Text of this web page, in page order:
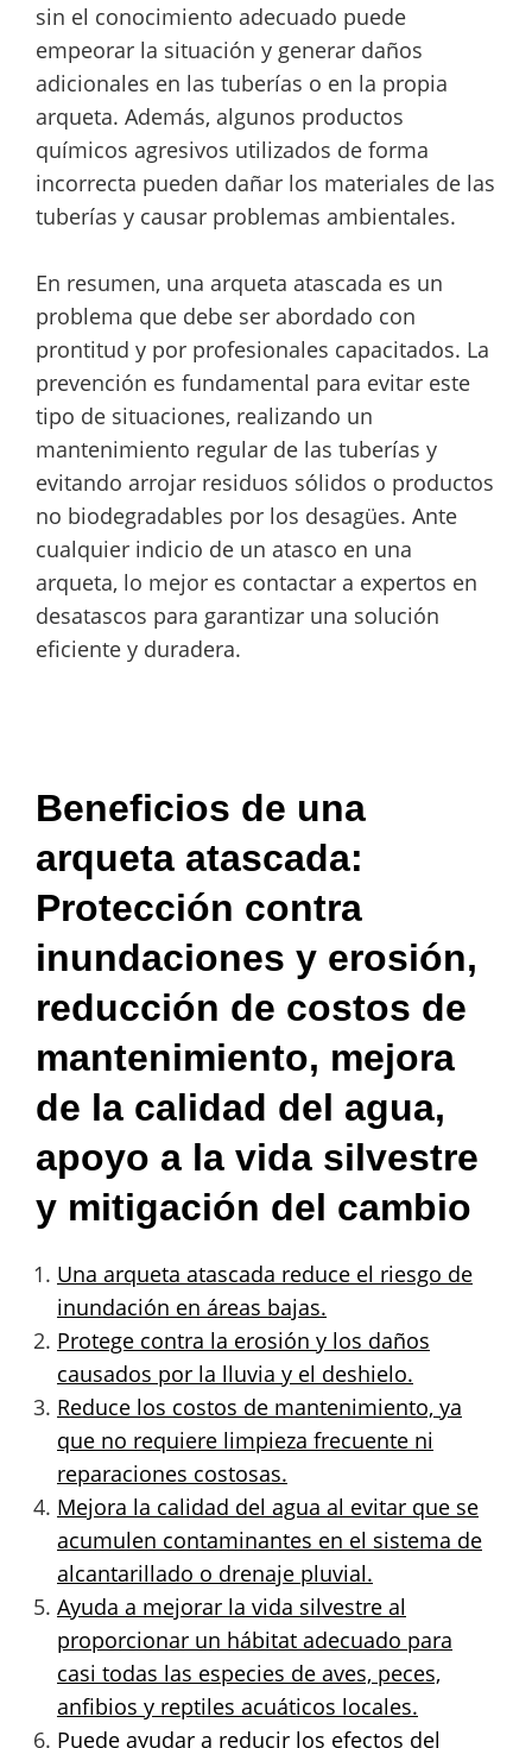
sin el conocimiento adecuado puede
empeorar la situación y generar daños
adicionales en las tuberías o en la propia
arqueta. Además, algunos productos
químicos agresivos utilizados de forma
incorrecta pueden dañar los materiales de las
tuberías y causar problemas ambientales.
En resumen, una arqueta atascada es un
problema que debe ser abordado con
prontitud y por profesionales capacitados. La
prevención es fundamental para evitar este
tipo de situaciones, realizando un
mantenimiento regular de las tuberías y
evitando arrojar residuos sólidos o productos
no biodegradables por los desagües. Ante
cualquier indicio de un atasco en una
arqueta, lo mejor es contactar a expertos en
desatascos para garantizar una solución
eficiente y duradera.
Beneficios de una
arqueta atascada:
Protección contra
inundaciones y erosión,
reducción de costos de
mantenimiento, mejora
de la calidad del agua,
apoyo a la vida silvestre
y mitigación del cambio
Una arqueta atascada reduce el riesgo de
inundación en áreas bajas.
Protege contra la erosión y los daños
causados por la lluvia y el deshielo.
Reduce los costos de mantenimiento, ya
que no requiere limpieza frecuente ni
reparaciones costosas.
Mejora la calidad del agua al evitar que se
acumulen contaminantes en el sistema de
alcantarillado o drenaje pluvial.
Ayuda a mejorar la vida silvestre al
proporcionar un hábitat adecuado para
casi todas las especies de aves, peces,
anfibios y reptiles acuáticos locales.
Puede ayudar a reducir los efectos del